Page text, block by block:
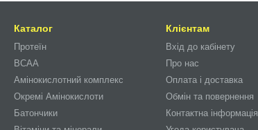
Каталог
Протеїн
BCAA
Амінокислотний комплекс
Окремі Амінокислоти
Батончики
Клієнтам
Вхід до кабінету
Про нас
Оплата і доставка
Обмін та повернення
Контактна інформація